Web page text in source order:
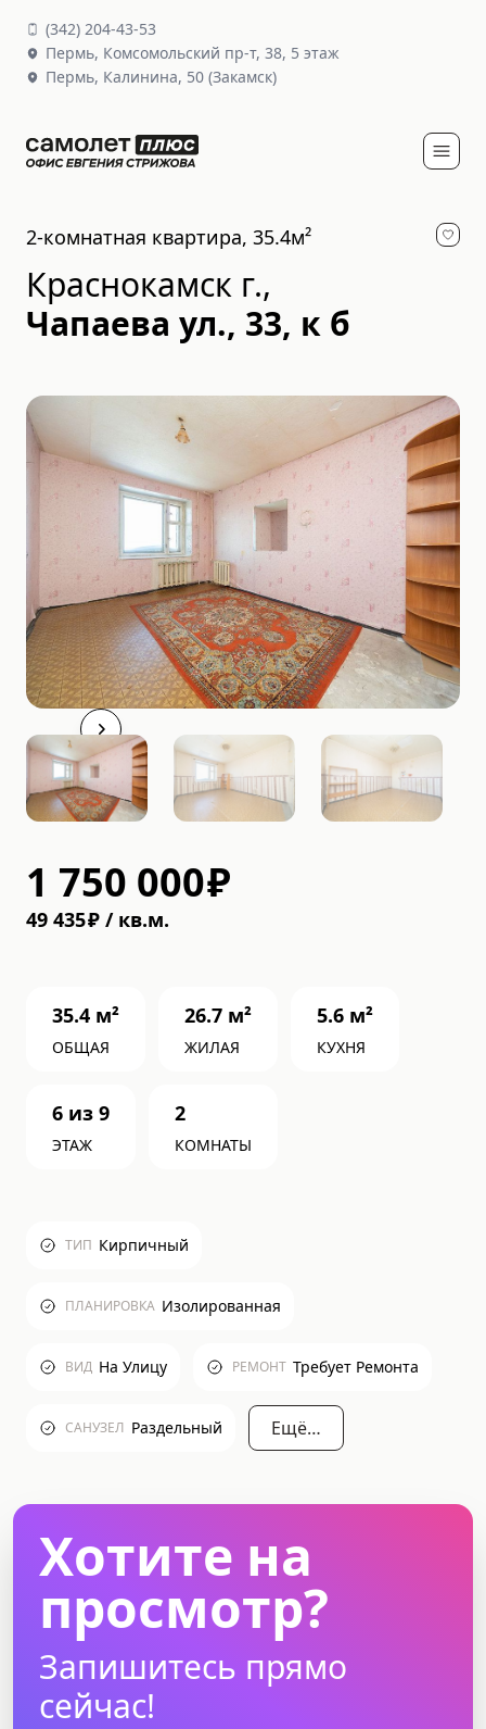
(342) 204-43-53
Пермь, Комсомольский пр-т, 38, 5 этаж
Пермь, Калинина, 50 (Закамск)
2-комнатная квартира, 35.4м²
Краснокамск г.,
Чапаева ул., 33, к б
1 750 000₽
49 435₽ / кв.м.
35.4 м²
ОБЩАЯ
26.7 м²
ЖИЛАЯ
5.6 м²
КУХНЯ
6 из 9
ЭТАЖ
2
КОМНАТЫ
ТИП Кирпичный
ПЛАНИРОВКА Изолированная
ВИД На Улицу РЕМОНТ Требует Ремонта
САНУЗЕЛ Раздельный Ещё…
Хотите на
просмотр?
Запишитесь прямо
сейчас!